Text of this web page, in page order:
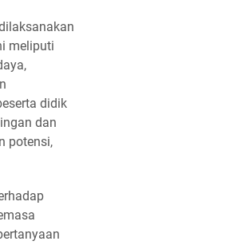
meliputi
didik
dan
potensi,